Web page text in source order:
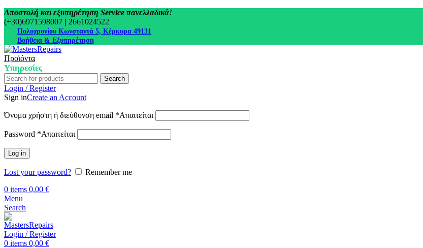
Αποστολή και εξυπηρέτηση Service πανελλαδικά!
(+30)6971598007 | 2661024522
Πολυχρονίου Κωνσταντά 5, Κέρκυρα 49131
Βοήθεια & Εξυπηρέτηση
Προϊόντα
Υπηρεσίες
Search
Login / Register
Sign inCreate an Account
Όνομα χρήστη ή διεύθυνση email *Απαιτείται
Password *Απαιτείται
Log in
Lost your password?
Remember me
0 items 0,00 €
Menu
Search
Login / Register
0 items 0,00 €